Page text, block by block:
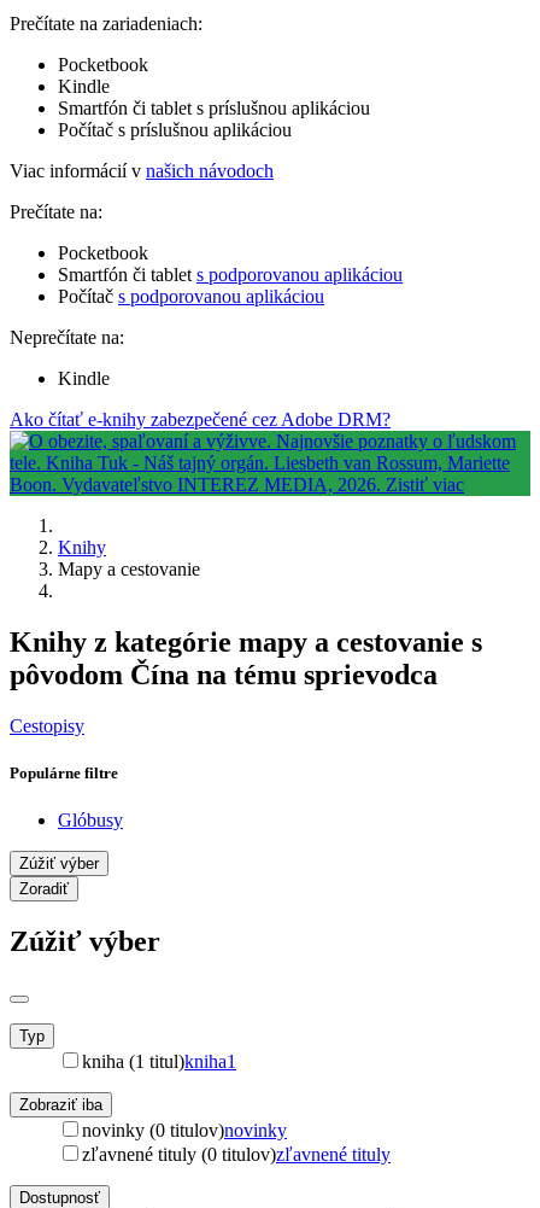
Prečítate na zariadeniach:
Pocketbook
Kindle
Smartfón či tablet s príslušnou aplikáciou
Počítač s príslušnou aplikáciou
Viac informácií v našich návodoch
Prečítate na:
Pocketbook
Smartfón či tablet s podporovanou aplikáciou
Počítač s podporovanou aplikáciou
Neprečítate na:
Kindle
Ako čítať e-knihy zabezpečené cez Adobe DRM?
Knihy
Mapy a cestovanie
Knihy z kategórie mapy a cestovanie s
pôvodom Čína na tému sprievodca
Cestopisy
Populárne filtre
Glóbusy
Zúžiť výber
Zoradiť
Zúžiť výber
Typ
kniha (1 titul)kniha1
Zobraziť iba
novinky (0 titulov)novinky
zľavnené tituly (0 titulov)zľavnené tituly
Dostupnosť